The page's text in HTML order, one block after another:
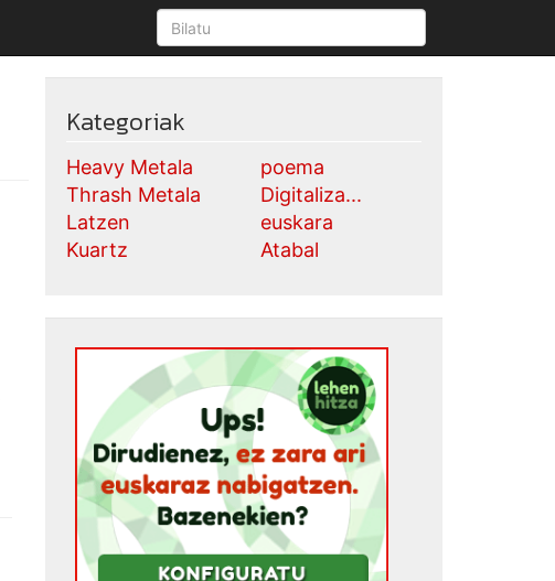
Kategoriak
Heavy Metala
Thrash Metala
Latzen
Kuartz
poema
Digitaliza...
euskara
Atabal